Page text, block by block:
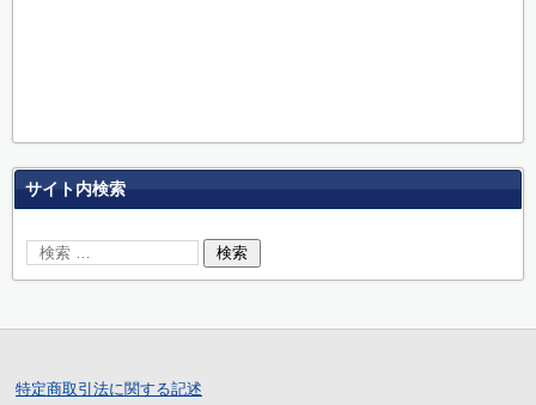
サイト内検索
特定商取引法に関する記述